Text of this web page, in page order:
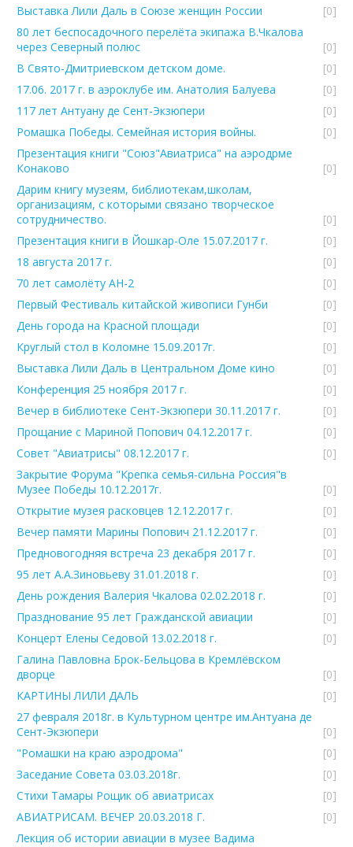
Выставка Лили Даль в Союзе женщин России
[0]
80 лет беспосадочного перелёта экипажа В.Чкалова
через Северный полюс
[0]
В Свято-Дмитриевском детском доме.
[0]
17.06. 2017 г. в аэроклубе им. Анатолия Балуева
[0]
117 лет Антуану де Сент-Экзюпери
[0]
Ромашка Победы. Семейная история войны.
[0]
Презентация книги "Союз"Авиатриса" на аэродрме
Конаково
[0]
Дарим книгу музеям, библиотекам,школам,
организациям, с которыми связано творческое
сотрудничество.
[0]
Презентация книги в Йошкар-Оле 15.07.2017 г.
[0]
18 августа 2017 г.
[0]
70 лет самолёту АН-2
[0]
Первый Фестиваль китайской живописи Гунби
[0]
День города на Красной площади
[0]
Круглый стол в Коломне 15.09.2017г.
[0]
Выставка Лили Даль в Центральном Доме кино
[0]
Конференция 25 ноября 2017 г.
[0]
Вечер в библиотеке Сент-Экзюпери 30.11.2017 г.
[0]
Прощание с Мариной Попович 04.12.2017 г.
[0]
Совет "Авиатрисы" 08.12.2017 г.
[0]
Закрытие Форума "Крепка семья-сильна Россия"в
Музее Победы 10.12.2017г.
[0]
Открытие музея расковцев 12.12.2017 г.
[0]
Вечер памяти Марины Попович 21.12.2017 г.
[0]
Предновогодняя встреча 23 декабря 2017 г.
[0]
95 лет А.А.Зиновьеву 31.01.2018 г.
[0]
День рождения Валерия Чкалова 02.02.2018 г.
[0]
Празднование 95 лет Гражданской авиации
[0]
Концерт Елены Седовой 13.02.2018 г.
[0]
Галина Павловна Брок-Бельцова в Кремлёвском
дворце
[0]
КАРТИНЫ ЛИЛИ ДАЛЬ
[0]
27 февраля 2018г. в Культурном центре им.Антуана де
Сент-Экзюпери
[0]
"Ромашки на краю аэродрома"
[0]
Заседание Совета 03.03.2018г.
[0]
Стихи Тамары Рощик об авиатрисах
[0]
АВИАТРИСАМ. ВЕЧЕР 20.03.2018 Г.
[0]
Лекция об истории авиации в музее Вадима